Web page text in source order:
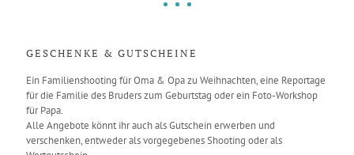
GESCHENKE & GUTSCHEINE
Ein Familienshooting für Oma & Opa zu Weihnachten, eine Reportage
für die Familie des Bruders zum Geburtstag oder ein Foto-Workshop
für Papa.
Alle Angebote könnt ihr auch als Gutschein erwerben und
verschenken, entweder als vorgegebenes Shooting oder als